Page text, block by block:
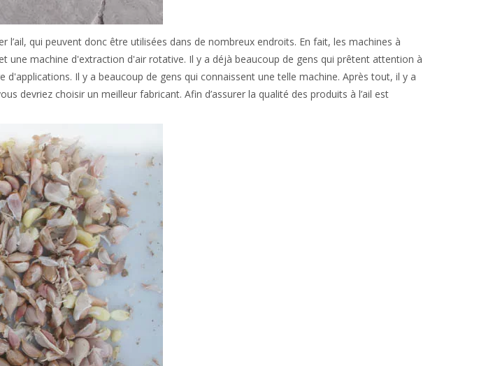
qui peuvent donc être utilisées dans de nombreux endroits. En fait, les machines à
machine d'extraction d'air rotative. Il y a déjà beaucoup de gens qui prêtent attention à
Il y a beaucoup de gens qui connaissent une telle machine. Après tout, il y a
devriez choisir un meilleur fabricant. Afin d’assurer la qualité des produits à l’ail est